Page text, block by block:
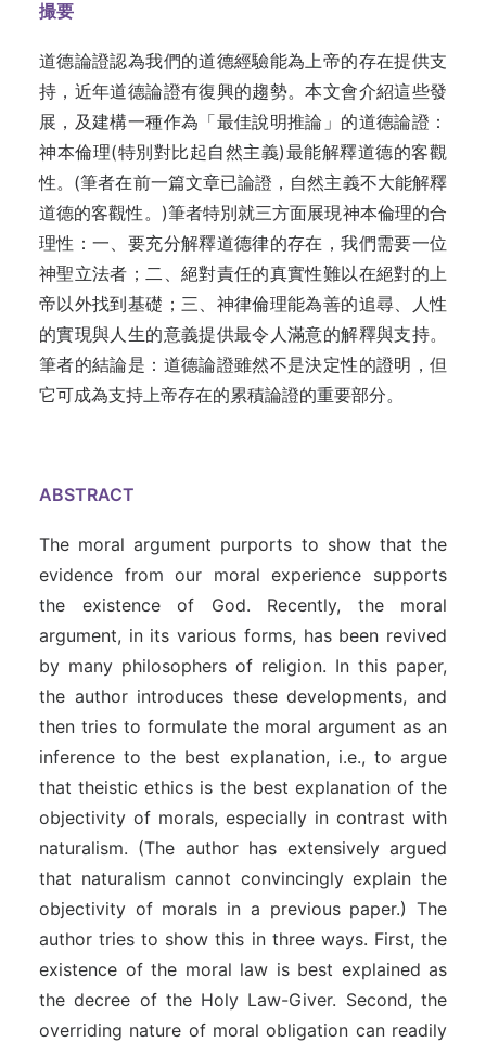
撮要
道德論證認為我們的道德經驗能為上帝的存在提供支
持，近年道德論證有復興的趨勢。本文會介紹這些發
展，及建構一種作為「最佳說明推論」的道德論證：
神本倫理(特別對比起自然主義)最能解釋道德的客觀
性。(筆者在前一篇文章已論證，自然主義不大能解釋
道德的客觀性。)筆者特別就三方面展現神本倫理的合
理性：一、要充分解釋道德律的存在，我們需要一位
神聖立法者；二、絕對責任的真實性難以在絕對的上
帝以外找到基礎；三、神律倫理能為善的追尋、人性
的實現與人生的意義提供最令人滿意的解釋與支持。
筆者的結論是：道德論證雖然不是決定性的證明，但
它可成為支持上帝存在的累積論證的重要部分。
ABSTRACT
The moral argument purports to show that the
evidence from our moral experience supports
the existence of God. Recently, the moral
argument, in its various forms, has been revived
by many philosophers of religion. In this paper,
the author introduces these developments, and
then tries to formulate the moral argument as an
inference to the best explanation, i.e., to argue
that theistic ethics is the best explanation of the
objectivity of morals, especially in contrast with
naturalism. (The author has extensively argued
that naturalism cannot convincingly explain the
objectivity of morals in a previous paper.) The
author tries to show this in three ways. First, the
existence of the moral law is best explained as
the decree of the Holy Law-Giver. Second, the
overriding nature of moral obligation can readily